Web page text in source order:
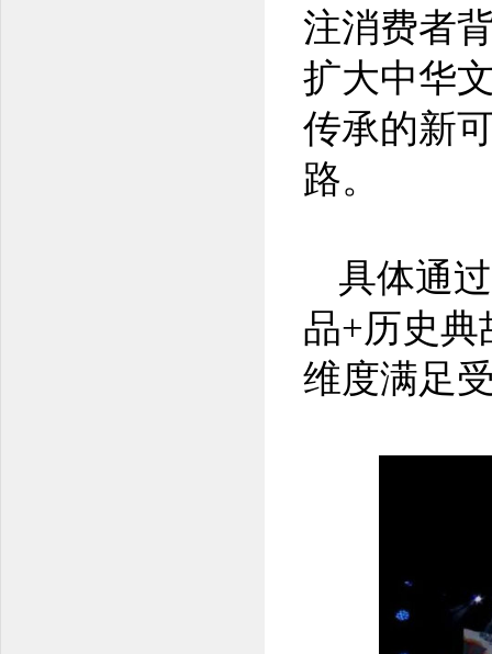
注消费者
扩大中华
传承的新
路。
具体通
品+历史
维度满足